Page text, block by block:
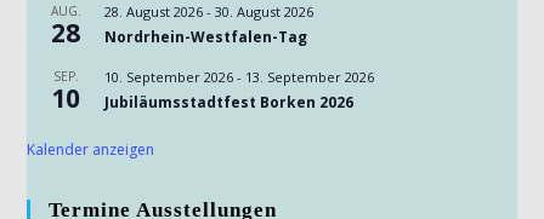
AUG.
28
28. August 2026 -30. August 2026
Nordrhein-Westfalen-Tag
SEP.
10
10. September 2026 - 13. September 2026
Jubiläumsstadtfest Borken 2026
Kalender anzeigen
Termine Ausstellungen